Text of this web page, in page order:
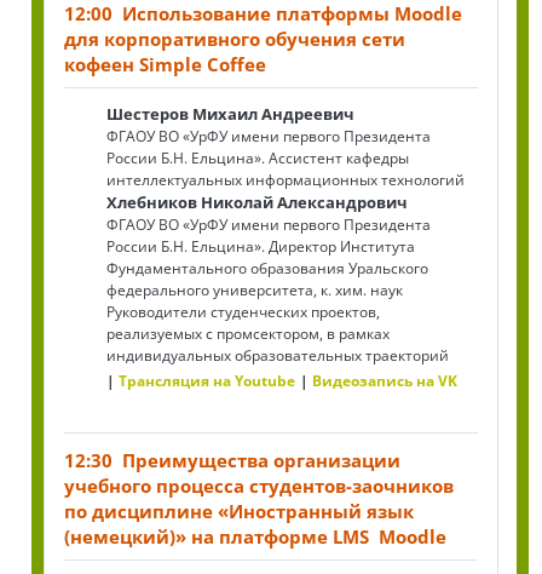
12:00 Использование платформы Moodle
для корпоративного обучения сети
кофеен Simple Coffee
Шестеров Михаил Андреевич
ФГАОУ ВО «УрФУ имени первого Президента
России Б.Н. Ельцина». Ассистент кафедры
интеллектуальных информационных технологий
Хлебников Николай Александрович
ФГАОУ ВО «УрФУ имени первого Президента
России Б.Н. Ельцина». Директор Института
Фундаментального образования Уральского
федерального университета, к. хим. наук
Руководители студенческих проектов,
реализуемых с промсектором, в рамках
индивидуальных образовательных траекторий
Трансляция на Youtube
Видеозапись на VK
12:30 Преимущества организации
учебного процесса студентов-заочников
по дисциплине «Иностранный язык
(немецкий)» на платформе LMS Moodle